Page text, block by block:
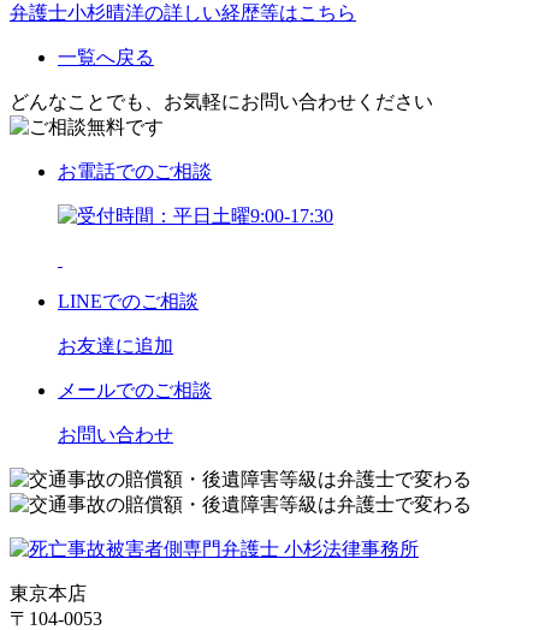
弁護士小杉晴洋の詳しい経歴等はこちら
一覧へ戻る
どんなことでも、お気軽にお問い合わせください
お電話でのご相談
LINEでのご相談
お友達に追加
メールでのご相談
お問い合わせ
東京本店
〒104-0053